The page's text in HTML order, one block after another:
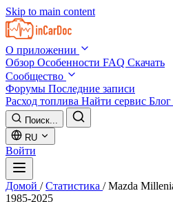
Skip to main content
О приложении
Обзор Особенности FAQ Скачать
Сообщество
Форумы Последние записи
Расход топлива Найти сервис Блог
Поиск...
RU
Войти
Домой / Статистика / Mazda
1985-2025